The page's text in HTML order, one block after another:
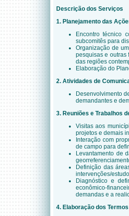
Descrição dos Serviços
1. Planejamento das
Encontro técnico
subcomitês para
Organização de
pesquisas e outras
das regiões
Elaboração do
2. Atividades de
Desenvolvimento
demandantes e
3. Reuniões e Trabalhos
Visitas aos
projetos e demais
Interação com
de campo para
Levantamento de
Definição das
intervenções/
Diagnóstico e
econômico-
demandas e a
4. Elaboração dos